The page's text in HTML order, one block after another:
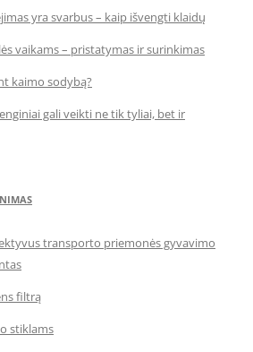
yra svarbus – kaip išvengti klaidų
vaikams – pristatymas ir surinkimas
kaimo sodybą?
gali veikti ne tik tyliai, bet ir
transporto priemonės gyvavimo
filtrą
stiklams